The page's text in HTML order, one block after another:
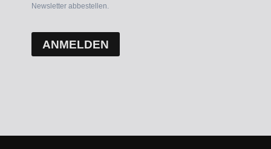
Newsletter abbestellen.
ANMELDEN